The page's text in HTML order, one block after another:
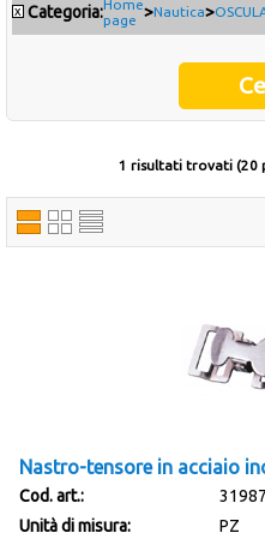
Occasioni
Offerte del mese
Cataloghi fornitori
x Categoria:Home
page >Nautica>
1 risultati trovati (20
Nastro-tensore in acciaio
Cod. art.:
31987
Unità di misura:
PZ